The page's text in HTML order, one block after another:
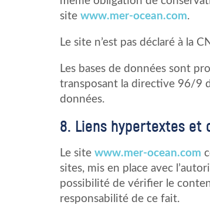
site www.mer-ocean.com.
Le site n’est pas déclaré à la
Les bases de données sont
transposant la directive 96/9
données.
8. Liens hypertextes et
Le site www.mer-ocean.com
sites, mis en place avec
possibilité de vérifier le
responsabilité de ce fait.